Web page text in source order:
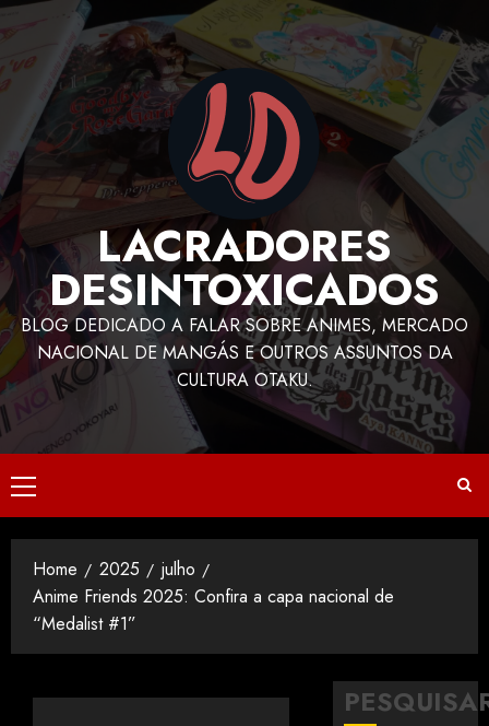
LACRADORES
DESINTOXICADOS
BLOG DEDICADO A FALAR SOBRE ANIMES, MERCADO
NACIONAL DE MANGÁS E OUTROS ASSUNTOS DA
CULTURA OTAKU.
Home 2025
julho
Anime Friends 2025: Confira a capa nacional de
“Medalist #1”